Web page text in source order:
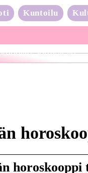
Kuntoilu
sormuksia
horoskooppi